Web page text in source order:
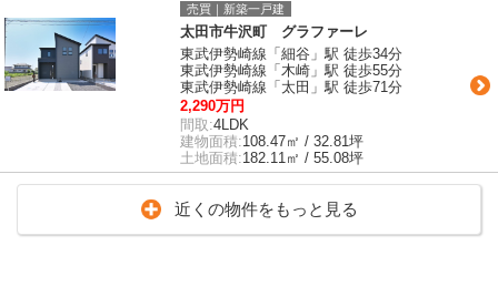
売買｜新築一戸建
太田市牛沢町 グラファーレ
東武伊勢崎線「細谷」駅 徒歩34分
東武伊勢崎線「木崎」駅 徒歩55分
東武伊勢崎線「太田」駅 徒歩71分
2,290万円
間取:4LDK
建物面積:108.47㎡ / 32.81坪
土地面積:182.11㎡ / 55.08坪
近くの物件をもっと見る